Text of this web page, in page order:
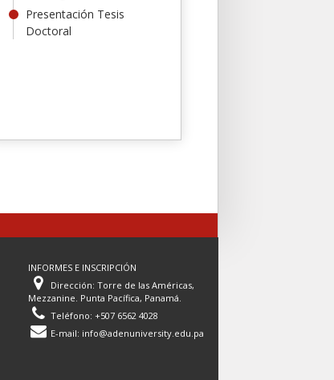
Presentación Tesis
Doctoral
INFORMES E INSCRIPCIÓN
Dirección: Torre de las Américas,
Mezzanine. Punta Pacífica, Panamá.
Teléfono: +507 6562 4028
E-mail: info@adenuniversity.edu.pa